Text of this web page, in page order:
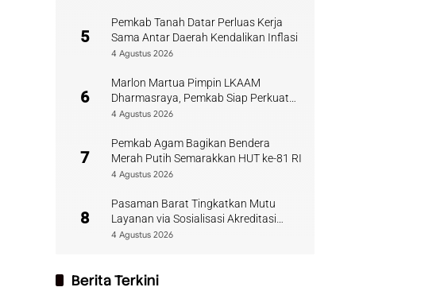
5
Pemkab Tanah Datar Perluas Kerja
Sama Antar Daerah Kendalikan Inflasi
4 Agustus 2026
6
Marlon Martua Pimpin LKAAM
Dharmasraya, Pemkab Siap Perkuat
Sinergi Adat
4 Agustus 2026
7
Pemkab Agam Bagikan Bendera
Merah Putih Semarakkan HUT ke-81 RI
4 Agustus 2026
8
Pasaman Barat Tingkatkan Mutu
Layanan via Sosialisasi Akreditasi
Perpustakaan 2026
4 Agustus 2026
Berita Terkini